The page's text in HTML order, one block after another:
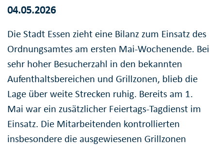
04.05.2026
Die Stadt Essen zieht eine Bilanz zum Einsatz des
Ordnungsamtes am ersten Mai-Wochenende. Bei
sehr hoher Besucherzahl in den bekannten
Aufenthaltsbereichen und Grillzonen, blieb die
Lage über weite Strecken ruhig. Bereits am 1.
Mai war ein zusätzlicher Feiertags-Tagdienst im
Einsatz. Die Mitarbeitenden kontrollierten
insbesondere die ausgewiesenen Grillzonen